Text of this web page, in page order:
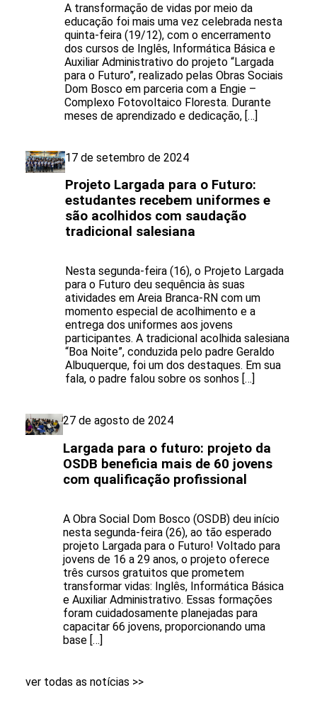
A transformação de vidas por meio da
educação foi mais uma vez celebrada nesta
quinta-feira (19/12), com o encerramento
dos cursos de Inglês, Informática Básica e
Auxiliar Administrativo do projeto “Largada
para o Futuro”, realizado pelas Obras Sociais
Dom Bosco em parceria com a Engie –
Complexo Fotovoltaico Floresta. Durante
meses de aprendizado e dedicação, […]
17 de setembro de 2024
Projeto Largada para o Futuro:
estudantes recebem uniformes e
são acolhidos com saudação
tradicional salesiana
Nesta segunda-feira (16), o Projeto Largada
para o Futuro deu sequência às suas
atividades em Areia Branca-RN com um
momento especial de acolhimento e a
entrega dos uniformes aos jovens
participantes. A tradicional acolhida salesiana
“Boa Noite”, conduzida pelo padre Geraldo
Albuquerque, foi um dos destaques. Em sua
fala, o padre falou sobre os sonhos […]
27 de agosto de 2024
Largada para o futuro: projeto da
OSDB beneficia mais de 60 jovens
com qualificação profissional
A Obra Social Dom Bosco (OSDB) deu início
nesta segunda-feira (26), ao tão esperado
projeto Largada para o Futuro! Voltado para
jovens de 16 a 29 anos, o projeto oferece
três cursos gratuitos que prometem
transformar vidas: Inglês, Informática Básica
e Auxiliar Administrativo. Essas formações
foram cuidadosamente planejadas para
capacitar 66 jovens, proporcionando uma
base […]
ver todas as notícias >>